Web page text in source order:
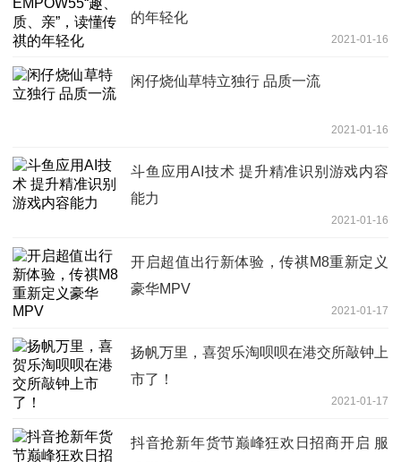
的年轻化
2021-01-16
闲仔烧仙草特立独行 品质一流
2021-01-16
斗鱼应用AI技术 提升精准识别游戏内容
能力
2021-01-16
开启超值出行新体验，传祺M8重新定义
豪华MPV
2021-01-17
扬帆万里，喜贺乐淘呗呗在港交所敲钟上
市了！
2021-01-17
抖音抢新年货节巅峰狂欢日招商开启 服